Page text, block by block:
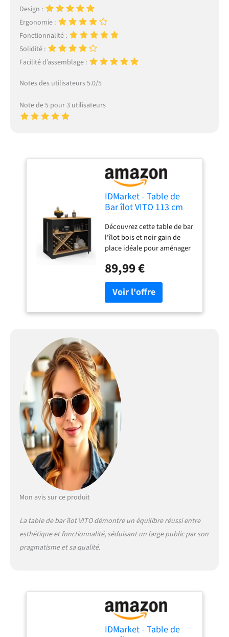
Design :
Ergonomie :
Fonctionnalité :
Solidité :
Facilité d’assemblage :
Notes des utilisateurs 5.0/5
Note de 5 pour 3 utilisateurs
IDMarket - Table de
Bar îlot VITO 113 cm
Bois Noir et Plateau
façon hêtre
Découvrez cette table de bar
l'îlot bois et noir gain de
place idéale pour aménager
nombreux rangements :
Placard, range bouteilles,
étagère et plan de travail
Espace astucieux pour y
glisser jusqu'à 2 tabourets
: Longueur 113 cm x largeur
60 cm x Hauteur 90 cm
89,99 €
Mon avis sur ce produit
La table de bar îlot VITO démontre un équilibre réussi entre
esthétique et fonctionnalité, séduisant un large public par son
pragmatisme et sa qualité.
IDMarket - Table de